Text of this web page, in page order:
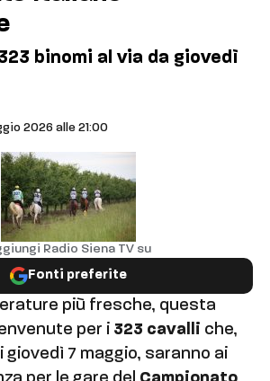
binomi al via da giovedì
2026 alle 21:00
Radio Siena TV su
Fonti preferite
più fresche, questa
per i 323 cavalli che,
giovedì 7 maggio, saranno ai